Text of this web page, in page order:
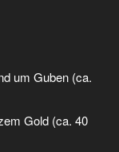
um Guben (ca.
Gold (ca. 40